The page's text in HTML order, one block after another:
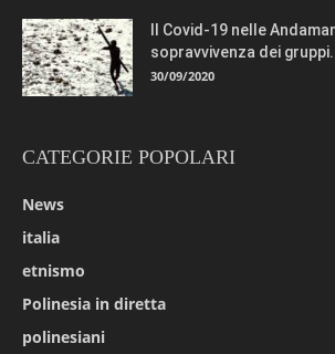
Il Covid-19 nelle
sopravvivenza dei
30/09/2020
CATEGORIE POPOLARI
News
italia
etnismo
Polinesia in diretta
polinesiani